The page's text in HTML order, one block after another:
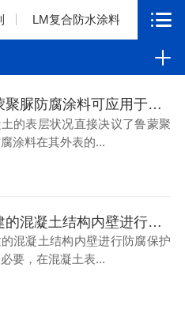
LM复合防水涂料
鲁蒙聚脲防腐涂料可应用于污水池混凝土表面
的表层状况直接决议了鲁蒙聚
涂料在其外表的...
新建的混凝土结构内壁进行防腐保护用鲁蒙VRA-LM®复合防水防腐涂料
混凝土结构内壁进行防腐保护
要，在混凝土表...